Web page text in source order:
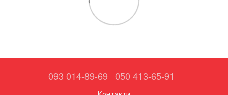
093 014-89-69 050 413-65-91